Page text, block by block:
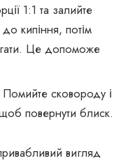
1:1 та залийте
кипіння, потім
Це допоможе
сковороду і
повернути блиск.
вигляд